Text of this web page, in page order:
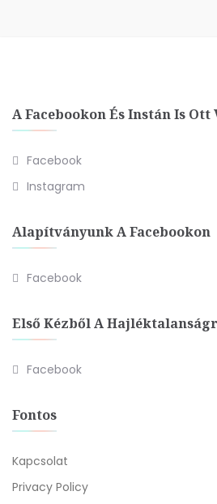
A Facebookon És Instán Is Ott
Facebook
Instagram
Alapítványunk A Facebookon
Facebook
Első Kézből A
Facebook
Fontos
Kapcsolat
Privacy Policy